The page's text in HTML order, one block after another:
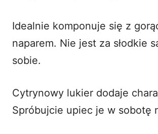
Idealnie komponuje się z
naparem. Nie jest za słodkie
sobie.
Cytrynowy lukier dodaje
Spróbujcie upiec je w sobotę